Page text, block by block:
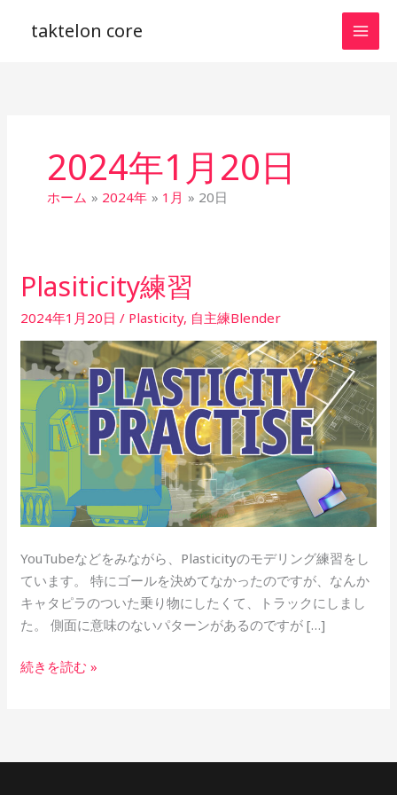
taktelon core
2024年1月20日
ホーム 2024年 1月 20日
Plasiticity練習
2024年1月20日/ Plasticity, 自主練Blender
YouTubeなどをみながら、Plasticityのモデリング練習をし
ています。 特にゴールを決めてなかったのですが、なんか
キャタピラのついた乗り物にしたくて、トラックにしまし
た。 側面に意味のないパターンがあるのですが […]
Plasiticity
練
習
続きを読む »